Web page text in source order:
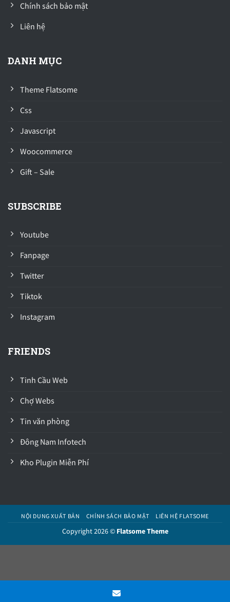
Chính sách bảo mật
Liên hệ
DANH MỤC
Theme Flatsome
Css
Javascript
Woocommerce
Gift – Sale
SUBSCRIBE
Youtube
Fanpage
Twitter
Tiktok
Instagram
FRIENDS
Tinh Cầu Web
Chợ Webs
Tin văn phòng
Đông Nam Infotech
Kho Plugin Miễn Phí
NỘI DUNG XUẤT BẢN CHÍNH SÁCH BẢO MẬT LIÊN HỆ FLATSOME
Copyright 2026 © Flatsome Theme